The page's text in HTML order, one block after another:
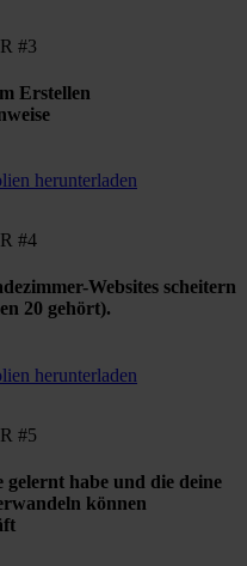
#3
Erstellen
herunterladen
#4
Websites scheitern
20 gehört).
herunterladen
#5
gelernt habe und die deine
können